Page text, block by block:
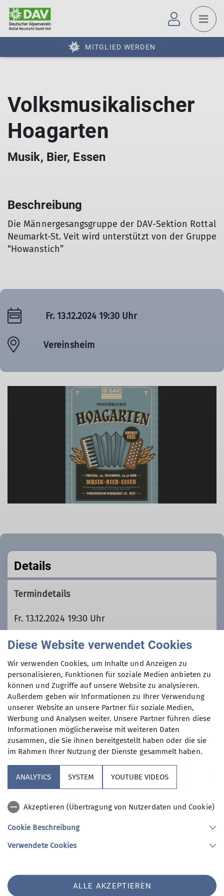
MITGLIED WERDEN
Volksmusikalischer
Hoagarten
Musik, Bier, Essen
Beschreibung
Die Männergesangsgruppe der DAV-Sektion Rottal
Neumarkt-St. Veit wird unterstützt von der Gruppe
“Howanstich”
Fr. 13.12.2024 19:30 Uhr
Vereinsheim
Details
Termindetails
Fr. 13.12.2024 19:30 Uhr
Unsere Veranstaltungsorte
Vereinsheim
St. Veiter-Straße 37
84494 Neumarkt St. Veit
Sektion
Aktuelles
84494 Neumarkt St. Veit
Telefon +4901733872262
Diese Website verwendet Cookies
Wir verwenden Cookies, um Inhalte und Anzeigen zu
personalisieren, Funktionen für soziale Medien anbieten zu
können und Zugriffe auf unsere Website zu analysieren.
Außerdem geben wir Informationen zu Ihrer Verwendung
unserer Website an unsere Partner für soziale Medien,
Werbung und Analysen weiter. Unsere Partner führen diese
Informationen möglicherweise mit weiteren Daten
zusammen, die Sie ihnen bereitgestellt haben oder die sie
im Rahmen Ihrer Nutzung der Dienste gesammelt haben.
ANALYTICS SYSTEM YOUTUBE VIDEOS
Akzeptieren (Übertragung von Nutzerdaten und Cookie)
Cookie Beschreibung
Verwendete Cookies
ALLE AKZEPTIEREN